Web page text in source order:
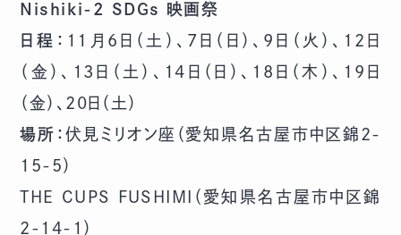
Nishiki-2 SDGs 映画祭
日程： 11月6日（土）、7日（日）、9日（火）、12日
（金）、13日（土）、14日（日）、18日（木）、19日
（金）、20日（土）
場所： 伏見ミリオン座（愛知県名古屋市中区錦2-
15-5）
THE CUPS FUSHIMI（愛知県名古屋市中区錦
2-14-1）